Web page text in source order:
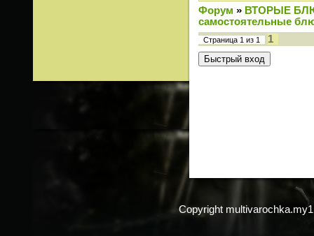
Форум » ВТОРЫЕ
самостоятельные
Страница 1 из 1 1
Copyright